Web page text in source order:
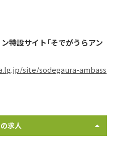
特設サイト「そでがうらアン
site/sodegaura-ambass
求人